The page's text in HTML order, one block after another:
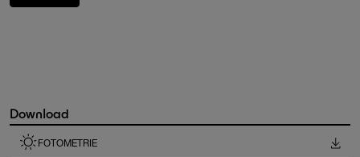
Download
FOTOMETRIE